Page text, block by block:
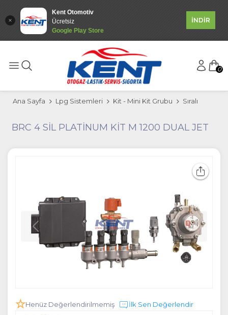
Kent Otomotiv
Ücretsiz
Google Play Store
İNDİR
0
Ana Sayfa Lpg Sistemleri Kit - Mini Kit Grubu Sıralı
BRC 4 SİL PLATİNUM KİT M 1200 DUAL JET
Henüz Değerlendirilmemiş İlk Sen Değerlendir